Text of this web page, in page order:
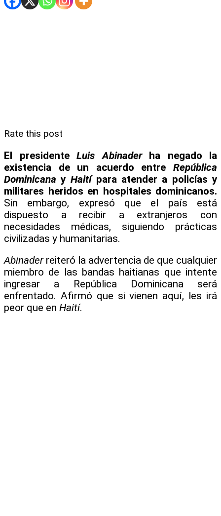
Rate this post
El presidenteLuis Abinaderha negado la
existencia de un acuerdo entre República
Dominicana y Haitípara atender a policías y
militares heridos en hospitales dominicanos.
Sin embargo, expresó que el país está
dispuesto a recibir a extranjeros con
necesidades médicas, siguiendo prácticas
civilizadas y humanitarias.
Abinaderreiteró la advertencia de que cualquier
miembro de las bandas haitianas que intente
ingresar a República Dominicana será
enfrentado. Afirmó que si vienen aquí, les irá
peor que en Haití.